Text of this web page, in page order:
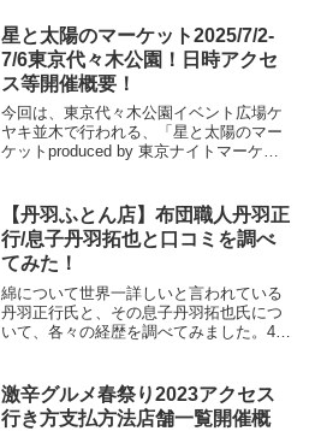
回30日間無料で視聴するMAMA出...
星と太陽のマーケット2025/7/2-
7/6東京代々木公園！日時アクセ
ス等開催概要！
今回は、東京代々木公園イベント広場ケ
ヤキ並木で行われる、「星と太陽のマー
ケットproduced by 東京ナイトマーケッ
キ並木で開催される「星と太陽のマーケ
ット」は、ア...
【丹羽ふとん店】布団職人丹羽正
行/息子丹羽拓也と口コミを調べ
てみた！
綿について世界一詳しいと言われている
丹羽正行氏と、その息子丹羽拓也氏につ
いて、各々の経歴を調べてみました。4代
から注文が殺到していているため、注文
を受けても、4～5年...
激辛グルメ春祭り2023アクセス
行き方支払方法店舗一覧開催概